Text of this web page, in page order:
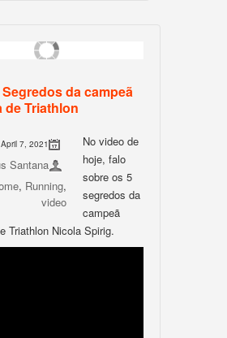
da campeã
de Triathlon
April 7, 2021
Santana
, Running,
video
No video de
hoje, falo
sobre os 5
segredos da
campeã
Triathlon Nicola Spirig.